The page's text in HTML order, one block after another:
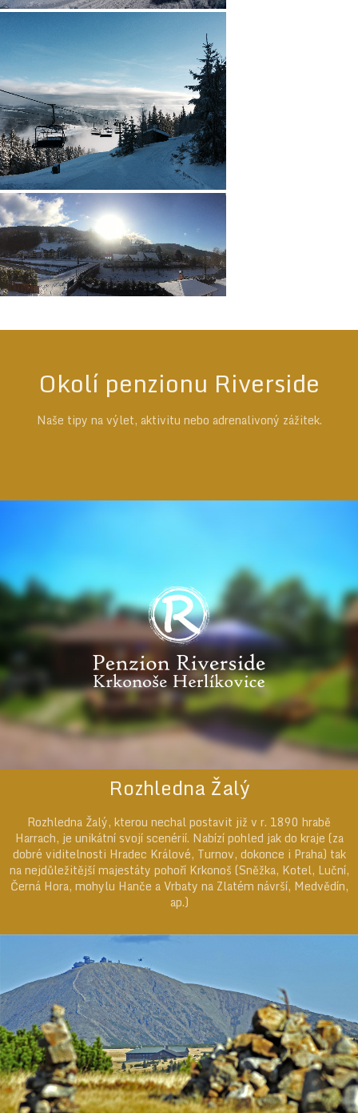
Okolí penzionu Riverside
Naše tipy na výlet, aktivitu nebo adrenalivoný zážitek.
Rozhledna Žalý
Rozhledna Žalý, kterou nechal postavit již v r. 1890 hrabě
Harrach, je unikátní svojí scenérií. Nabízí pohled jak do kraje (za
dobré viditelnosti Hradec Králové, Turnov, dokonce i Praha) tak
na nejdůležitější majestáty pohoří Krkonoš (Sněžka, Kotel, Luční,
Černá Hora, mohylu Hanče a Vrbaty na Zlatém návrší, Medvědín,
ap.)